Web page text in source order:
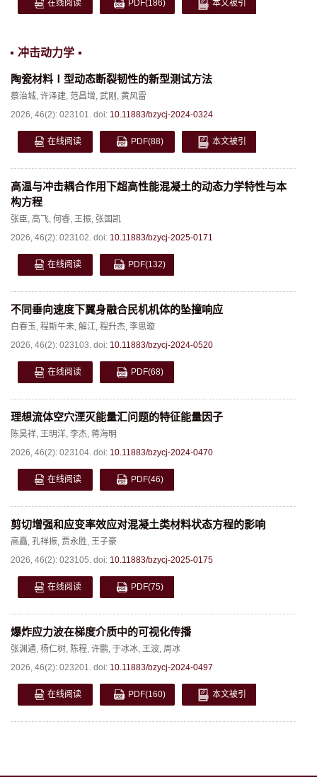
在线阅读 PDF(186) 本文被引
冲击动力学
陶瓷材料Ⅰ型动态断裂韧性的新型测试方法
蔡治城, 许泽建, 范昌增, 武刚 , 黄风雷
2026, 46(2): 023101. doi: 10.11883/bzycj-2024-0324
在线阅读 PDF(88) 本文被引
高温与冲击耦合作用下超高性能混凝土的动态力学特性与本
构方程
张臣, 高飞, 何睿, 王振, 张国凯
2026, 46(2): 023102. doi: 10.11883/bzycj-2025-0171
在线阅读 PDF(132)
不同垂向速度下翼身融合民机机体的坠撞响应
白春玉, 程斯午未, 解江, 程升杰, 李思璇
2026, 46(2): 023103. doi: 10.11883/bzycj-2024-0520
在线阅读 PDF(68)
理想流体空穴湮灭能量汇问题的特征能量因子
陈昊祥, 王明洋, 李杰, 蒋海明
2026, 46(2): 023104. doi: 10.11883/bzycj-2024-0470
在线阅读 PDF(46)
剪切增强和应变率效应对混凝土类材料状态方程的影响
高矗, 孔祥振, 贾永胜, 王子豪
2026, 46(2): 023105. doi: 10.11883/bzycj-2025-0175
在线阅读 PDF(75)
爆炸应力波在梯度介质中的可视化传播
张渊通, 杨仁树, 陈程, 许鹏, 于冰冰, 王波, 周冰
2026, 46(2): 023201. doi: 10.11883/bzycj-2024-0497
在线阅读 PDF(160) 本文被引